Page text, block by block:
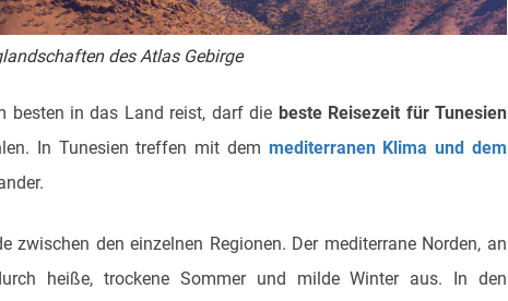
des Atlas Gebirge
besten in das Land reist, darf die beste Reisezeit für Tunesien
In Tunesien treffen mit dem mediterranen Klima und dem
zwischen den einzelnen Regionen. Der mediterrane Norden, an
heiße, trockene Sommer und milde Winter aus. In den